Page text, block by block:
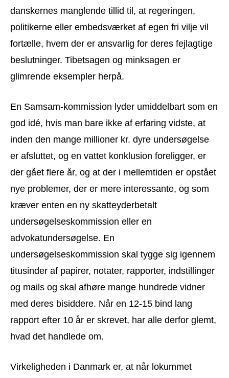
danskernes manglende tillid til, at regeringen,
politikerne eller embedsværket af egen fri vilje vil
fortælle, hvem der er ansvarlig for deres fejlagtige
beslutninger. Tibetsagen og minksagen er
glimrende eksempler herpå.
En Samsam-kommission lyder umiddelbart som en
god idé, hvis man bare ikke af erfaring vidste, at
inden den mange millioner kr. dyre undersøgelse
er afsluttet, og en vattet konklusion foreligger, er
der gået flere år, og at der i mellemtiden er opstået
nye problemer, der er mere interessante, og som
kræver enten en ny skatteyderbetalt
undersøgelseskommission eller en
advokatundersøgelse. En
undersøgelseskommission skal tygge sig igennem
titusinder af papirer, notater, rapporter, indstillinger
og mails og skal afhøre mange hundrede vidner
med deres bisiddere. Når en 12-15 bind lang
rapport efter 10 år er skrevet, har alle derfor glemt,
hvad det handlede om.
Virkeligheden i Danmark er, at når lokummet